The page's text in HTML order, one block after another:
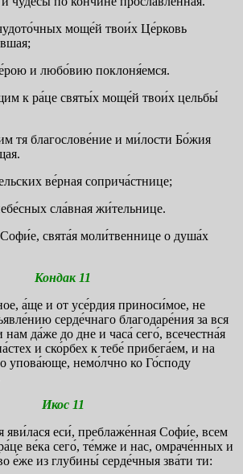
моще́й твои́х Це́рковь
и любо́вию поклоня́емся.
к ра́це святы́х моще́й твои́х цельбы́
тя благослове́ние и ми́лости Бо́жия
ве́рная соприча́стнице;
сла́вная жи́тельнице.
свята́я моли́твеннице о душа́х
Кондак 11
а́ще и от усе́рдия приноси́мое, не
серде́чнаго благодаре́ния за вся
да́же до дне и часа́ сего́, всечестна́я
и ско́рбех к тебе́ прибега́ем, и на
упова́юще, немо́лчно ко Го́споду
Икос 11
яви́лася еси́, преблаже́нная Софи́е, всем
ве́ка сего́, те́мже и нас, омраче́нных и
е́же из глубины́ серде́чныя зва́ти ти: